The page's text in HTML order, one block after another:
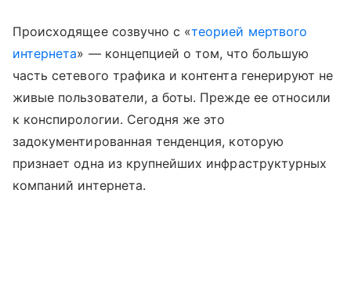
Происходящее созвучно с «теорией мертвого
интернета» — концепцией о том, что большую
часть сетевого трафика и контента генерируют не
живые пользователи, а боты. Прежде ее относили
к конспирологии. Сегодня же это
задокументированная тенденция, которую
признает одна из крупнейших инфраструктурных
компаний интернета.